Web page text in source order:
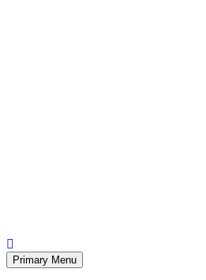
Primary Menu